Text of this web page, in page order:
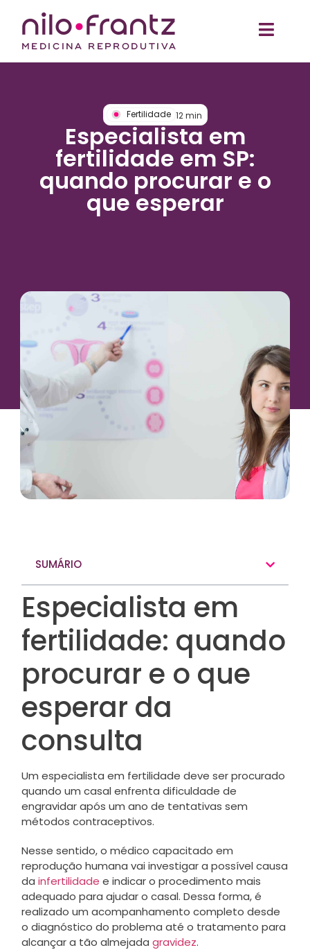
Fertilidade 12 min
Especialista em
fertilidade em SP:
quando procurar e o
que esperar
SUMÁRIO
Especialista em
fertilidade: quando
procurar e o que
esperar da
consulta
Um especialista em fertilidade deve ser procurado
quando um casal enfrenta dificuldade de
engravidar após um ano de tentativas sem
métodos contraceptivos.
Nesse sentido, o médico capacitado em
reprodução humana vai investigar a possível causa
da infertilidade e indicar o procedimento mais
adequado para ajudar o casal. Dessa forma, é
realizado um acompanhamento completo desde
o diagnóstico do problema até o tratamento para
alcançar a tão almejada gravidez.